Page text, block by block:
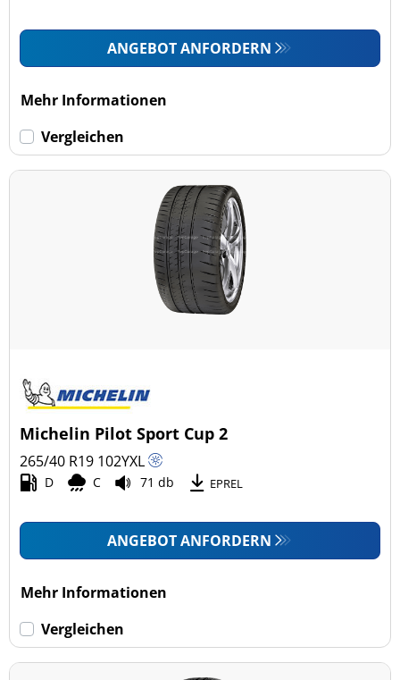
ANGEBOT ANFORDERN
Mehr Informationen
Vergleichen
Michelin Pilot Sport Cup 2
265/40 R19 102YXL
D C 71 db EPREL
ANGEBOT ANFORDERN
Mehr Informationen
Vergleichen